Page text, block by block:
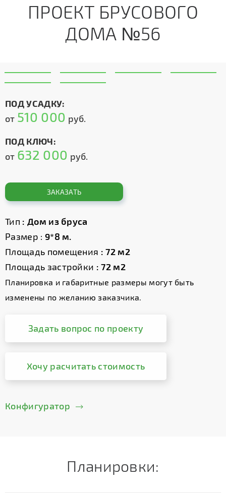
ПРОЕКТ БРУСОВОГО
ДОМА №56
ПОД УСАДКУ:
от 510 000 руб.
ПОД КЛЮЧ:
от 632 000 руб.
ЗАКАЗАТЬ
Тип : Дом из бруса
Размер : 9*8 м.
Площадь помещения : 72 м2
Площадь застройки : 72 м2
Планировка и габаритные размеры могут быть
изменены по желанию заказчика.
Задать вопрос по проекту
Хочу расчитать стоимость
Конфигуратор
Планировки: